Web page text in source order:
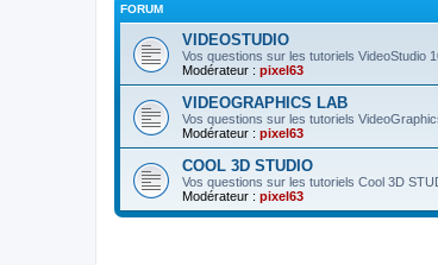
FORUM
VIDEOSTUDIO
Vos questions sur les tutoriels VideoStudio
Modérateur : pixel63
VIDEOGRAPHICS LAB
Vos questions sur les tutoriels
Modérateur : pixel63
COOL 3D STUDIO
Vos questions sur les tutoriels Cool 3D
Modérateur : pixel63